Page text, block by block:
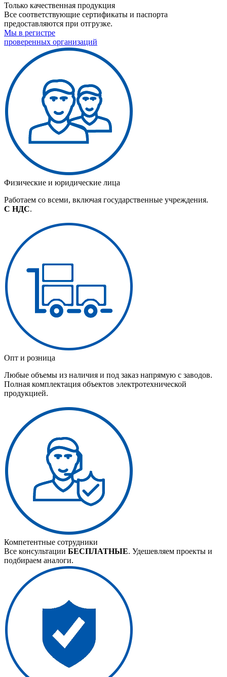
Только качественная продукция
Все соответствующие сертификаты и паспорта
предоставляются при отгрузке.
Мы в регистре
проверенных организаций
Физические и юридические лица
Работаем со всеми, включая государственные учреждения.
С НДС.
Опт и розница
Любые объемы из наличия и под заказ напрямую с заводов.
Полная комплектация объектов электротехнической
продукцией.
Компетентные сотрудники
Все консультации БЕСПЛАТНЫЕ. Удешевляем проекты и
подбираем аналоги.